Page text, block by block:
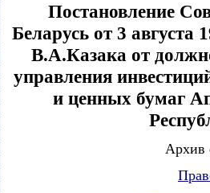
Постановление
Беларусь от 3
В.А.Казака от
управления
и ценных бумаг
Архив